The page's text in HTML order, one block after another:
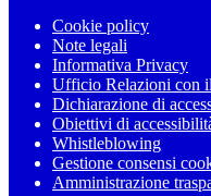
Cookie policy
Note legali
Informativa Privacy
Ufficio Relazioni con
Dichiarazione di
Obiettivi di
Whistleblowing
Gestione consensi
Amministrazione